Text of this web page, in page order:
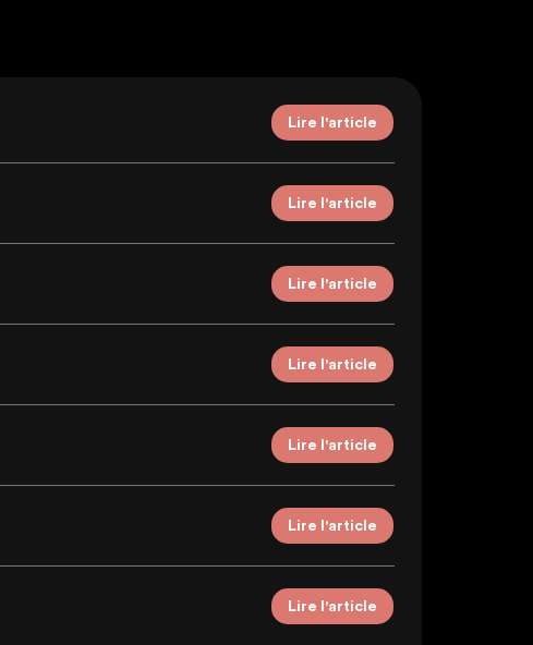
Lire l'article
Lire l'article
Lire l'article
Lire l'article
Lire l'article
Lire l'article
Lire l'article